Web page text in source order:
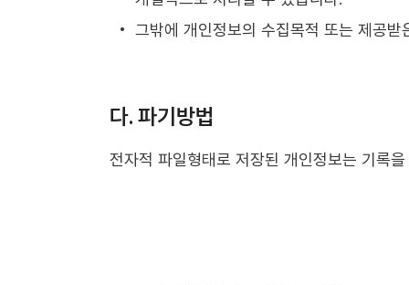
그밖에 개인정보의 수집목적 또는 제공
다. 파기방법
전자적 파일형태로 저장된 개인정보는 기록